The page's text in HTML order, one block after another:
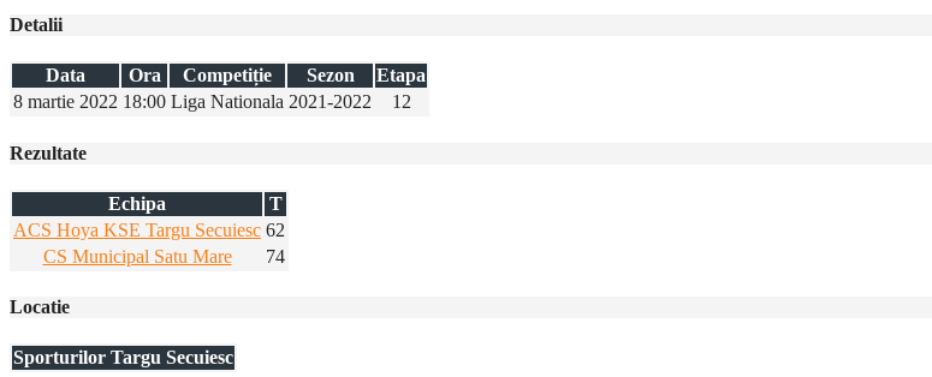
Detalii
Data Ora Competiție Sezon
Etapa
8 martie 2022 18:00 Liga Nationala 2021-2022 12
Rezultate
Echipa
T
ACS Hoya KSE Targu Secuiesc 62
CS Municipal Satu Mare
74
Locatie
Sporturilor Targu Secuiesc